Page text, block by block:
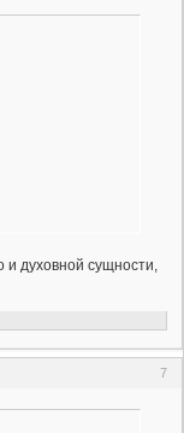
и духовной сущности,
7